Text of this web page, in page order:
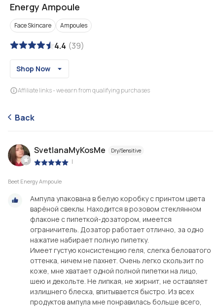
Energy Ampoule
Face Skincare Ampoules
4.4 (39)
Shop Now
Affiliate links - we earn from qualifying purchases
Back
SvetlanaMyKosMe Dry/Sensitive
|
Beet Energy Ampoule
Ампула упакована в белую коробку с принтом цвета
варёной свеклы. Находится в розовом стеклянном
флаконе с пипеткой-дозатором, имеется
ограничитель. Дозатор работает отлично, за одно
нажатие набирает полную пипетку.
Имеет густую консистенцию геля, слегка беловатого
оттенка, ничем не пахнет. Очень легко скользит по
коже, мне хватает одной полной пипетки на лицо,
шею и декольте. Не липкая, не жирнит, не оставляет
излишнего блеска, впитывается быстро. Из всех
продуктов ампула мне понравилась больше всего,